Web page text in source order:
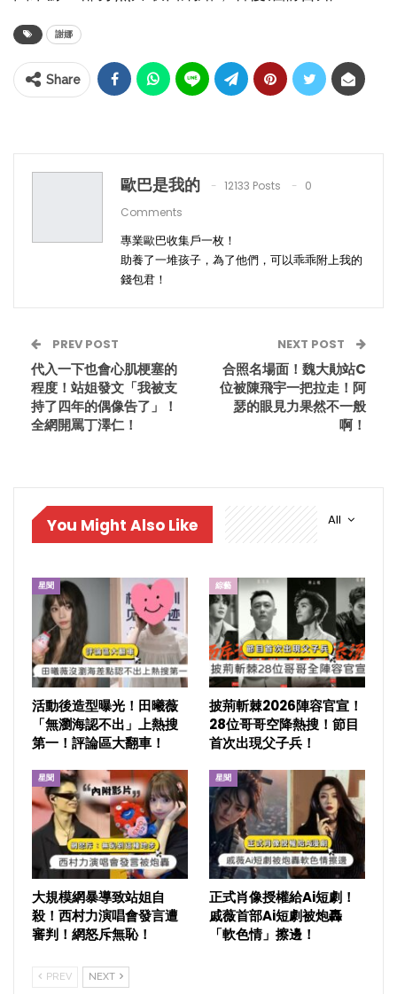
謝娜
Share
歐巴是我的 12133 Posts
0
Comments
專業歐巴收集戶一枚！
助養了一堆孩子，為了他們，可以乖乖附上我的
錢包君！
PREV POST
代入一下也會心肌梗塞的
程度！站姐發文「我被支
持了四年的偶像告了」！
全網開罵丁澤仁！
NEXT POST
合照名場面！魏大勛站C
位被陳飛宇一把拉走！阿
瑟的眼見力果然不一般
啊！
All
You Might Also Like
星聞
活動後造型曝光！田曦薇
「無瀏海認不出」上熱搜
第一！評論區大翻車！
綜藝
披荊斬棘2026陣容官宣！
28位哥哥空降熱搜！節目
首次出現父子兵！
星聞
大規模網暴導致站姐自
殺！西村力演唱會發言遭
審判！網怒斥無恥！
星聞
正式肖像授權給Ai短劇！
戚薇首部Ai短劇被炮轟
「軟色情」擦邊！
PREV NEXT